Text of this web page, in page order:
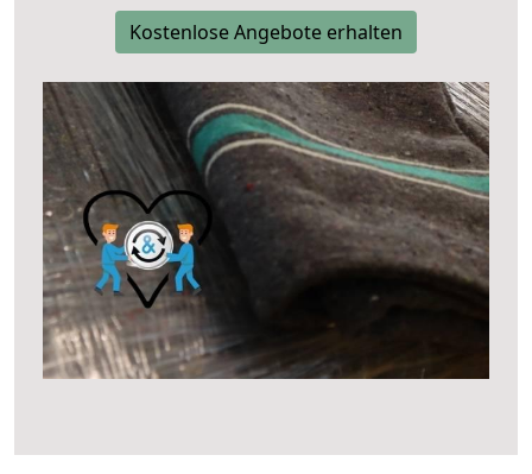
Kostenlose Angebote erhalten